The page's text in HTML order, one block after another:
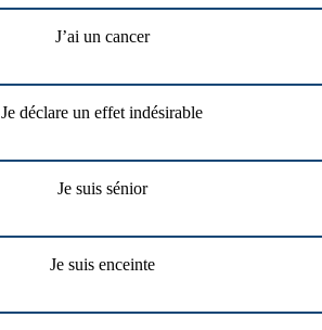
J’ai un cancer
Je déclare un effet indésirable
Je suis sénior
Je suis enceinte